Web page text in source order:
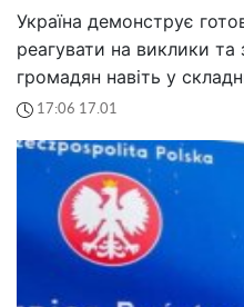
Україна демонструє
реагувати на виклики та
громадян навіть у
17:06 17.01